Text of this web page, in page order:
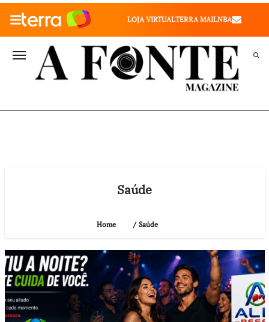
010" />
LOJA VIRTUALTERRA MAILNBA
Saúde
Home Saúde